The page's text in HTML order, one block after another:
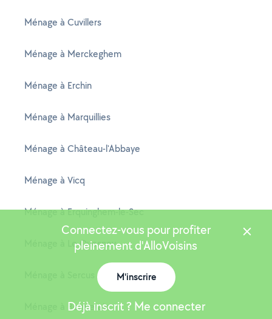
Ménage à Cuvillers
Ménage à Merckeghem
Ménage à Erchin
Ménage à Marquillies
Ménage à Château-l'Abbaye
Ménage à Vicq
Ménage à Erquinghem-le-Sec
Ménage à Le Quesnoy
Ménage à Bermerain
Connectez-vous pour profiter
pleinement d'AlloVoisins
M'inscrire
Déjà inscrit ? Me connecter